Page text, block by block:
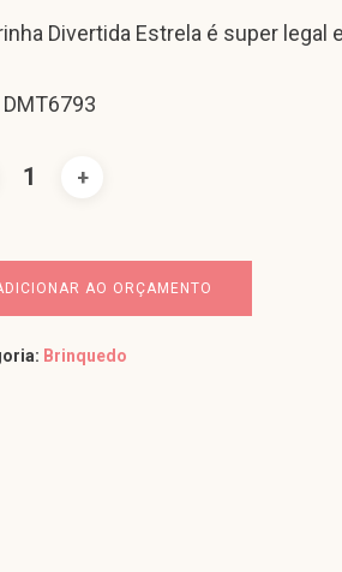
Divertida Estrela é super legal
DMT6793
AO ORÇAMENTO
Brinquedo